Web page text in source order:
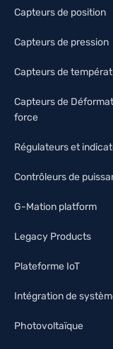
Capteurs de position
Capteurs de pression
Capteurs de
Capteurs de
force
Régulateurs et
Contrôleurs de
G-Mation platform
Legacy Products
Plateforme IoT
Intégration de
Photovoltaïque